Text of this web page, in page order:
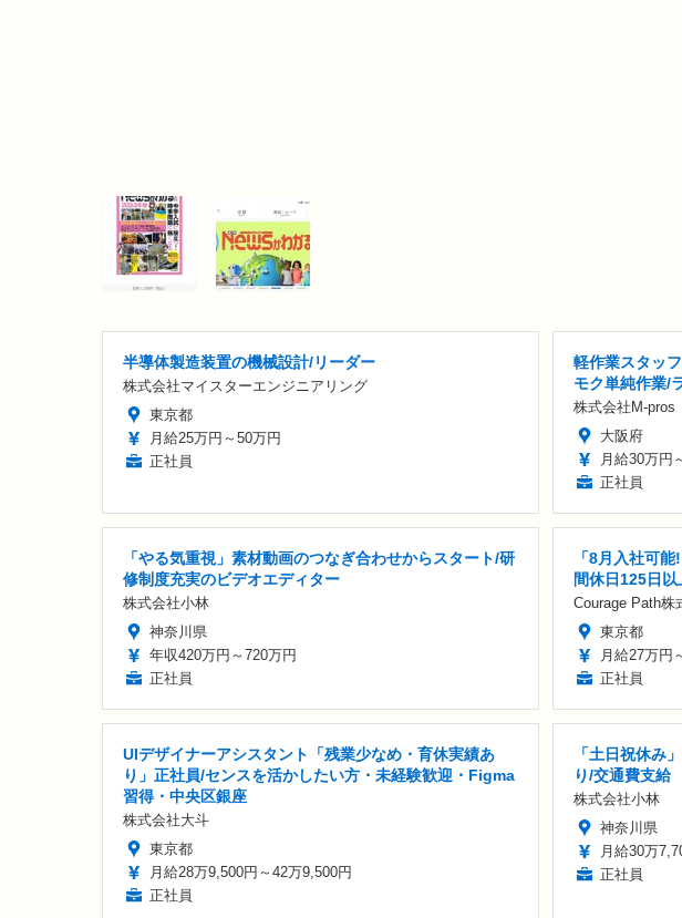
半導体製造装置の機械設計/リーダー
株式会社マイスターエンジニアリング
東京都
月給25万円～50万円
正社員
軽作業スタッ
モク単純作業/
株式会社M-pros
大阪府
月給30万円
正社員
「やる気重視」素材動画のつなぎ合わせからスタート/研
修制度充実のビデオエディター
株式会社小林
神奈川県
年収420万円～720万円
正社員
「8月入社可
間休日125日
Courage Path株
東京都
月給27万円
正社員
UIデザイナーアシスタント「残業少なめ・育休実績あ
り」正社員/センスを活かしたい方・未経験歓迎・Figma
習得・中央区銀座
株式会社大斗
東京都
月給28万9,500円～42万9,500円
正社員
「土日祝休み
り/交通費支給
株式会社小林
神奈川県
月給30万
正社員